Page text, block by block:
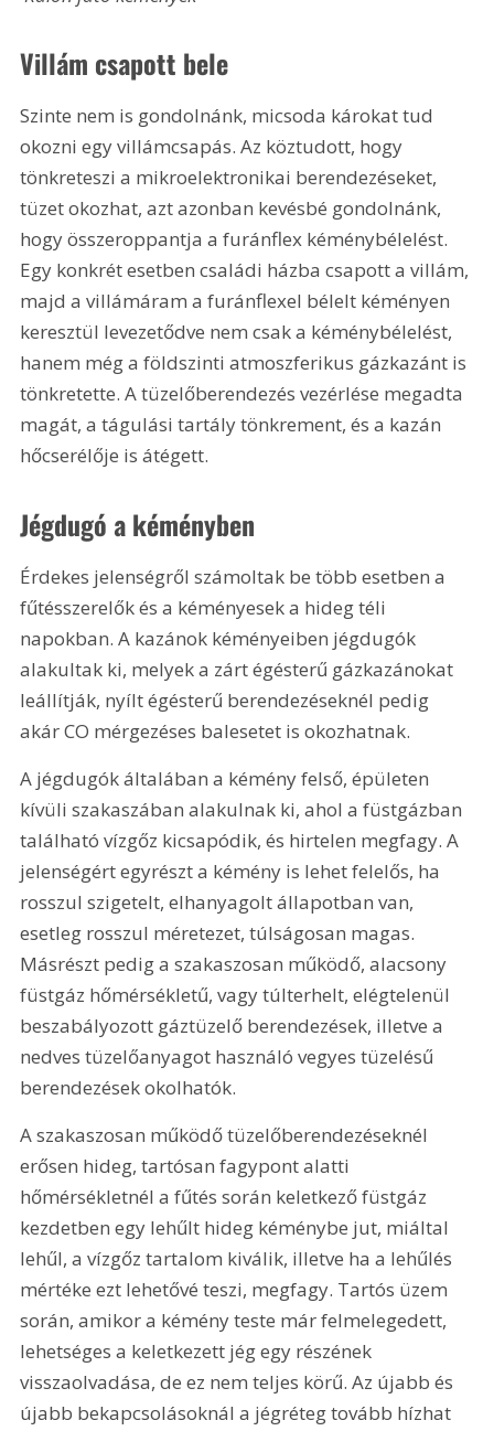
Villám csapott bele
Szinte nem is gondolnánk, micsoda károkat tud
okozni egy villámcsapás. Az köztudott, hogy
tönkreteszi a mikroelektronikai berendezéseket,
tüzet okozhat, azt azonban kevésbé gondolnánk,
hogy összeroppantja a furánflex kéménybélelést.
Egy konkrét esetben családi házba csapott a villám,
majd a villámáram a furánflexel bélelt kéményen
keresztül levezetődve nem csak a kéménybélelést,
hanem még a földszinti atmoszferikus gázkazánt is
tönkretette. A tüzelőberendezés vezérlése megadta
magát, a tágulási tartály tönkrement, és a kazán
hőcserélője is átégett.
Jégdugó a kéményben
Érdekes jelenségről számoltak be több esetben a
fűtésszerelők és a kéményesek a hideg téli
napokban. A kazánok kéményeiben jégdugók
alakultak ki, melyek a zárt égésterű gázkazánokat
leállítják, nyílt égésterű berendezéseknél pedig
akár CO mérgezéses balesetet is okozhatnak.
A jégdugók általában a kémény felső, épületen
kívüli szakaszában alakulnak ki, ahol a füstgázban
található vízgőz kicsapódik, és hirtelen megfagy. A
jelenségért egyrészt a kémény is lehet felelős, ha
rosszul szigetelt, elhanyagolt állapotban van,
esetleg rosszul méretezet, túlságosan magas.
Másrészt pedig a szakaszosan működő, alacsony
füstgáz hőmérsékletű, vagy túlterhelt, elégtelenül
beszabályozott gáztüzelő berendezések, illetve a
nedves tüzelőanyagot használó vegyes tüzelésű
berendezések okolhatók.
A szakaszosan működő tüzelőberendezéseknél
erősen hideg, tartósan fagypont alatti
hőmérsékletnél a fűtés során keletkező füstgáz
kezdetben egy lehűlt hideg kéménybe jut, miáltal
lehűl, a vízgőz tartalom kiválik, illetve ha a lehűlés
mértéke ezt lehetővé teszi, megfagy. Tartós üzem
során, amikor a kémény teste már felmelegedett,
lehetséges a keletkezett jég egy részének
visszaolvadása, de ez nem teljes körű. Az újabb és
újabb bekapcsolásoknál a jégréteg tovább hízhat